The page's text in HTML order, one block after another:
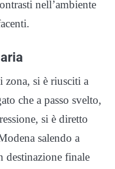
nell’ambiente
zona, si è riusciti a
che a passo svelto,
si è diretto
salendo a
destinazione finale